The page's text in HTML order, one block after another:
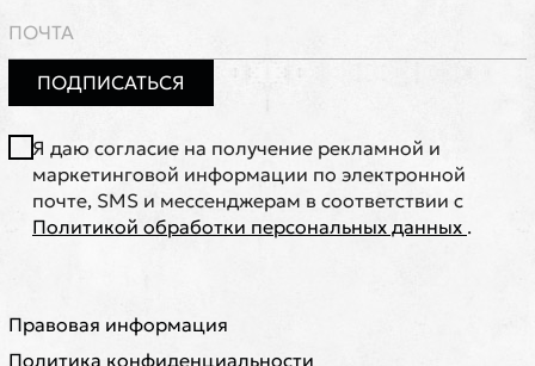
ПОДПИСАТЬСЯ
Я даю согласие на получение рекламной и
маркетинговой информации по электронной
почте, SMS и мессенджерам в соответствии с
Политикой обработки персональных данных .
Правовая информация
Политика конфиденциальности